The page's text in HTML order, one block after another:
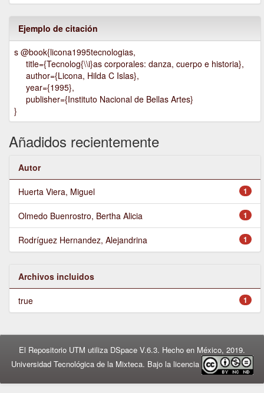
Ejemplo de citación
s @book{licona1995tecnologias,
title={Tecnolog{\\i}as corporales: danza, cuerpo e historia},
author={Licona, Hilda C Islas},
year={1995},
publisher={Instituto Nacional de Bellas Artes}
}
Añadidos recientemente
Autor
1
Huerta Viera, Miguel
1
Olmedo Buenrostro, Bertha Alicia
1
Rodríguez Hernandez, Alejandrina
Archivos incluidos
1
true
El Repositorio UTM utiliza DSpace V.6.3. Hecho en México, 2019.
Universidad Tecnológica de la Mixteca. Bajo la licencia